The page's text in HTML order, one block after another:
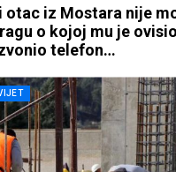
otac iz Mostara nije
o kojoj mu je
telefon…